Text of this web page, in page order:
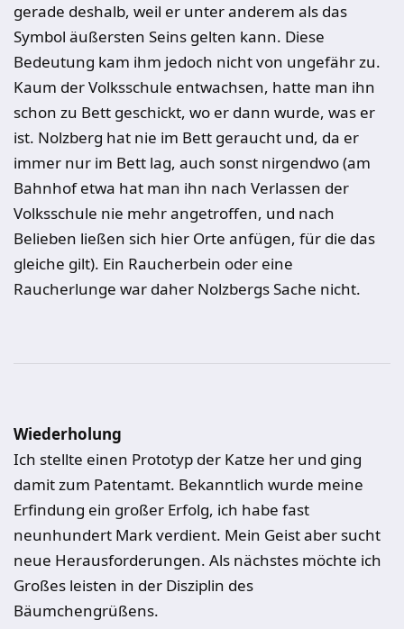
gerade deshalb, weil er unter anderem als das
Symbol äußersten Seins gelten kann. Diese
Bedeutung kam ihm jedoch nicht von ungefähr zu.
Kaum der Volksschule entwachsen, hatte man ihn
schon zu Bett geschickt, wo er dann wurde, was er
ist. Nolzberg hat nie im Bett geraucht und, da er
immer nur im Bett lag, auch sonst nirgendwo (am
Bahnhof etwa hat man ihn nach Verlassen der
Volksschule nie mehr angetroffen, und nach
Belieben ließen sich hier Orte anfügen, für die das
gleiche gilt). Ein Raucherbein oder eine
Raucherlunge war daher Nolzbergs Sache nicht.
Wiederholung
Ich stellte einen Prototyp der Katze her und ging
damit zum Patentamt. Bekanntlich wurde meine
Erfindung ein großer Erfolg, ich habe fast
neunhundert Mark verdient. Mein Geist aber sucht
neue Herausforderungen. Als nächstes möchte ich
Großes leisten in der Disziplin des
Bäumchengrüßens.